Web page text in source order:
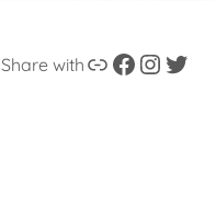
Share with Enllaç Facebook Instagram Twitter